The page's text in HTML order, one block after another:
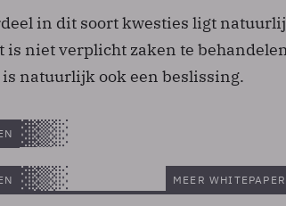
in dit soort kwesties ligt
is niet verplicht zaken te
natuurlijk ook een beslissing.
MEER